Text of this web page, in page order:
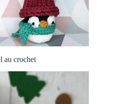
au crochet